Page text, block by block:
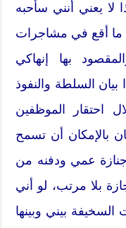
يعني أنني سأحبه
ما أقع في مشاجرات
بها إنهاكي
السلطة والنفوذ
احتقار الموظفين
بالإمكان أن تسمح
عمي ودفنه من
بلا مرتب، لو أني
بيني وبينها